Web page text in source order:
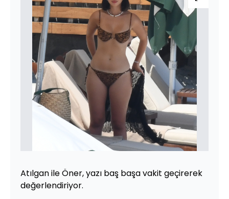
Atılgan ile Öner, yazı baş başa vakit geçirerek
değerlendiriyor.